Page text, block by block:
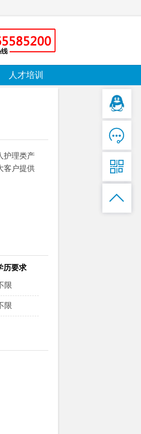
人才培训
护理类产
客户提供
历要求
限
限


